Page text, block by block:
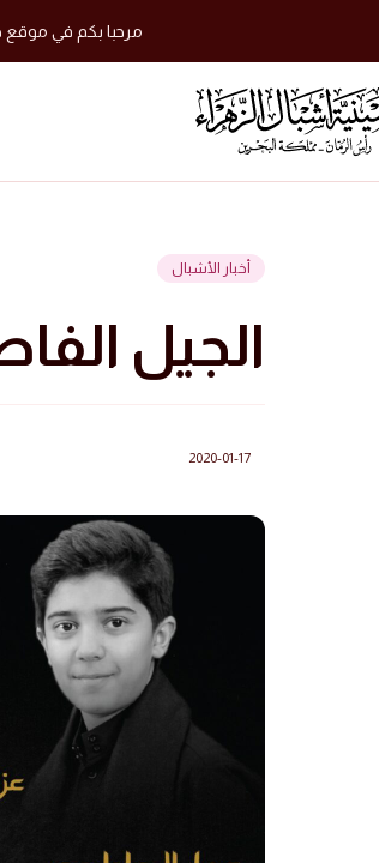
مرحبا بكم في موقع
أخبار الأشبال
الجيل الفاطمي
2020-01-17